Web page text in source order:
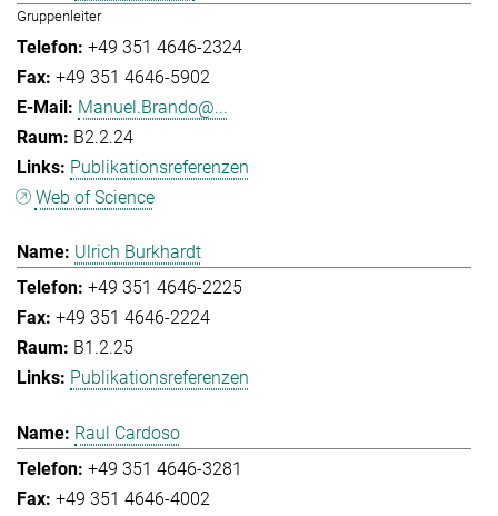
Gruppenleiter
+49 351 4646-2324
+49 351 4646-5902
Manuel.Brando@...
B2.2.24
Publikationsreferenzen
Web of Science
Ulrich Burkhardt
+49 351 4646-2225
+49 351 4646-2224
B1.2.25
Publikationsreferenzen
Raul Cardoso
+49 351 4646-3281
+49 351 4646-4002